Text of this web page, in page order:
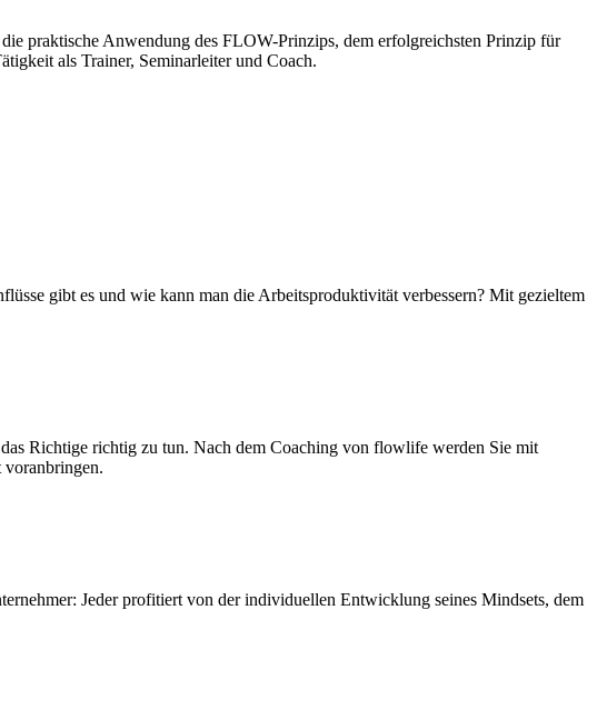
praktische Anwendung des FLOW-Prinzips, dem erfolgreichsten Prinzip für
als Trainer, Seminarleiter und Coach.
gibt es und wie kann man die Arbeitsproduktivität verbessern? Mit gezieltem
Richtige richtig zu tun. Nach dem Coaching von flowlife werden Sie mit
Jeder profitiert von der individuellen Entwicklung seines Mindsets, dem